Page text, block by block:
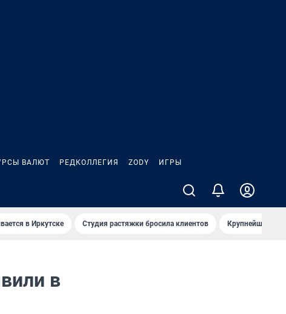
ВАЛЮТ РЕДКОЛЛЕГИЯ ZODY ИГРЫ
в Иркутске Студия растяжки бросила клиентов Крупнейшие
в